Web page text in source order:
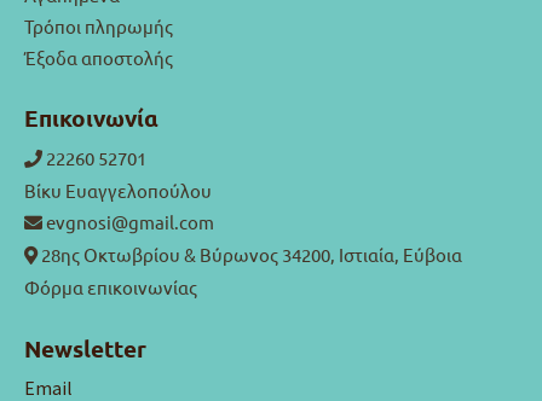
Τρόποι πληρωμής
Έξοδα αποστολής
Επικοινωνία
22260 52701
Βίκυ Ευαγγελοπούλου
evgnosi@gmail.com
28ης Οκτωβρίου & Βύρωνος 34200, Ιστιαία, Εύβοια
Φόρμα επικοινωνίας
Newsletter
Email